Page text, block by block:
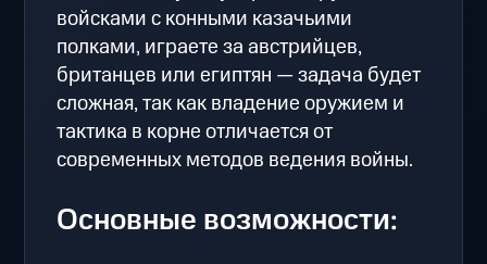
войсками с конными казачьими
полками, играете за австрийцев,
британцев или египтян — задача будет
сложная, так как владение оружием и
тактика в корне отличается от
современных методов ведения войны.
Основные возможности: